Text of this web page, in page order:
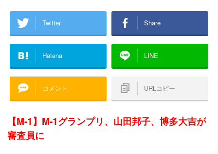
Twitter Share
Hatena LINE
コメント URLコピー
【M-1】M-1グランプリ、山田邦子、博多大吉が
審査員に